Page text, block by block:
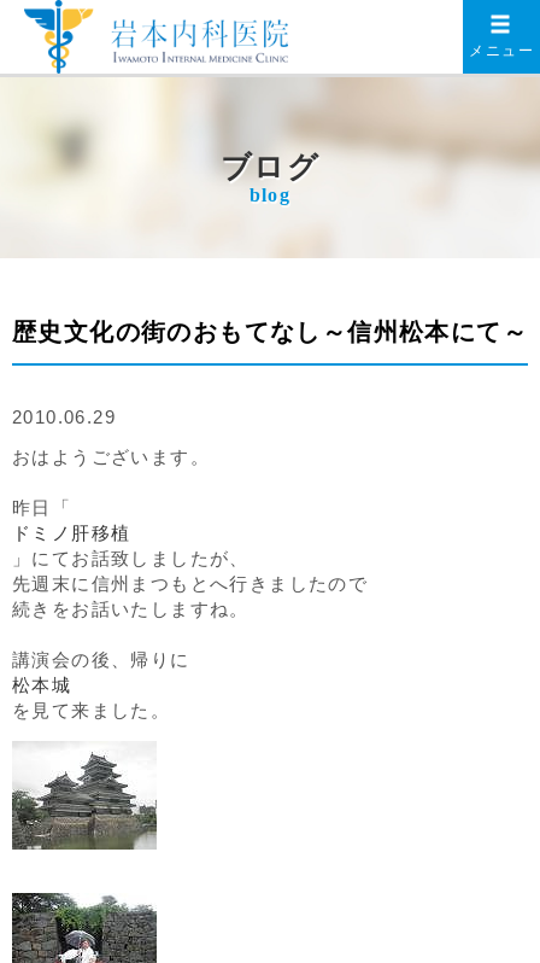
メニュー
ブログ
blog
歴史文化の街のおもてなし～信州松本にて～
2010.06.29
おはようございます。
昨日「
ドミノ肝移植
」にてお話致しましたが、
先週末に信州まつもとへ行きましたので
続きをお話いたしますね。
講演会の後、帰りに
松本城
を見て来ました。